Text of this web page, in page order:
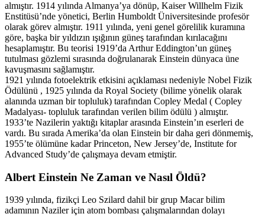
almıştır. 1914 yılında Almanya’ya dönüp, Kaiser Willhelm Fizik
Enstitüsü’nde yönetici, Berlin Humboldt Üniversitesinde profesör
olarak görev almıştır. 1911 yılında, yeni genel görelilik kuramına
göre, başka bir yıldızın ışığının güneş tarafından kırılacağını
hesaplamıştır. Bu teorisi 1919’da Arthur Eddington’un güneş
tutulması gözlemi sırasında doğrulanarak Einstein dünyaca üne
kavuşmasını sağlamıştır.
1921 yılında fotoelektrik etkisini açıklaması nedeniyle Nobel Fizik
Ödülünü , 1925 yılında da Royal Society (bilime yönelik olarak
alanında uzman bir topluluk) tarafından Copley Medal ( Copley
Madalyası- topluluk tarafından verilen bilim ödülü ) almıştır.
1933’te Nazilerin yaktığı kitaplar arasında Einstein’ın eserleri de
vardı. Bu sırada Amerika’da olan Einstein bir daha geri dönmemiş,
1955’te ölümüne kadar Princeton, New Jersey’de, Institute for
Advanced Study’de çalışmaya devam etmiştir.
Albert Einstein Ne Zaman ve Nasıl Öldü?
1939 yılında, fizikçi Leo Szilard dahil bir grup Macar bilim
adamının Naziler için atom bombası çalışmalarından dolayı